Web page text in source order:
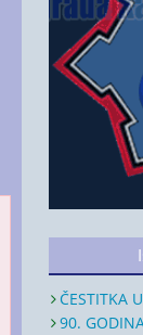
ČESTITKA
90.